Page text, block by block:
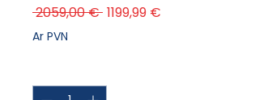
2059,00 € Parastā cena
1199,99 €
Ar PVN